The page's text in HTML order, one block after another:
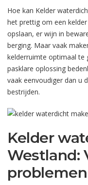
Hoe kan Kelder
het prettig om een
opslaan, er wijn in
berging. Maar vaak
kelderruimte optimaal te
pasklare oplossing
vaak eenvoudiger dan u
bestrijden.
Kelder
Westland: